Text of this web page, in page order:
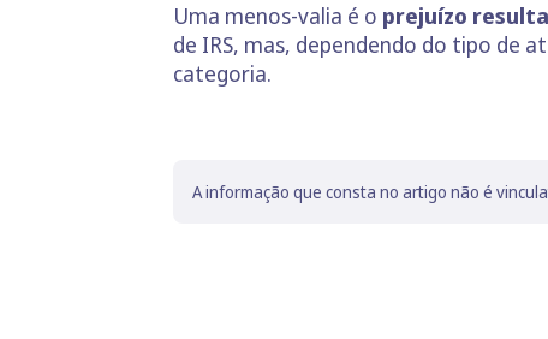
Uma menos-valia é o prejuízo
de IRS, mas, dependendo do tipo de
categoria.
A informação que consta no artigo não é